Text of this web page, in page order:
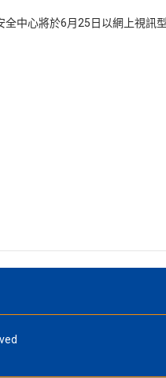
中心將於6月25日以網上視訊